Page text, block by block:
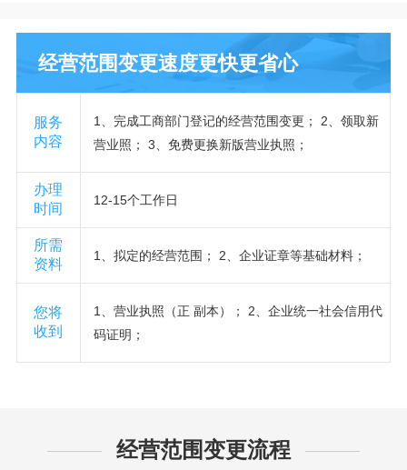
经营范围变更速度更快更省心
服务
内容
1、完成工商部门登记的经营范围变更； 2、领取新
营业照； 3、免费更换新版营业执照；
办理
时间
12-15个工作日
所需
资料
1、拟定的经营范围； 2、企业证章等基础材料；
您将
收到
1、营业执照（正 副本）； 2、企业统一社会信用代
码证明；
经营范围变更流程